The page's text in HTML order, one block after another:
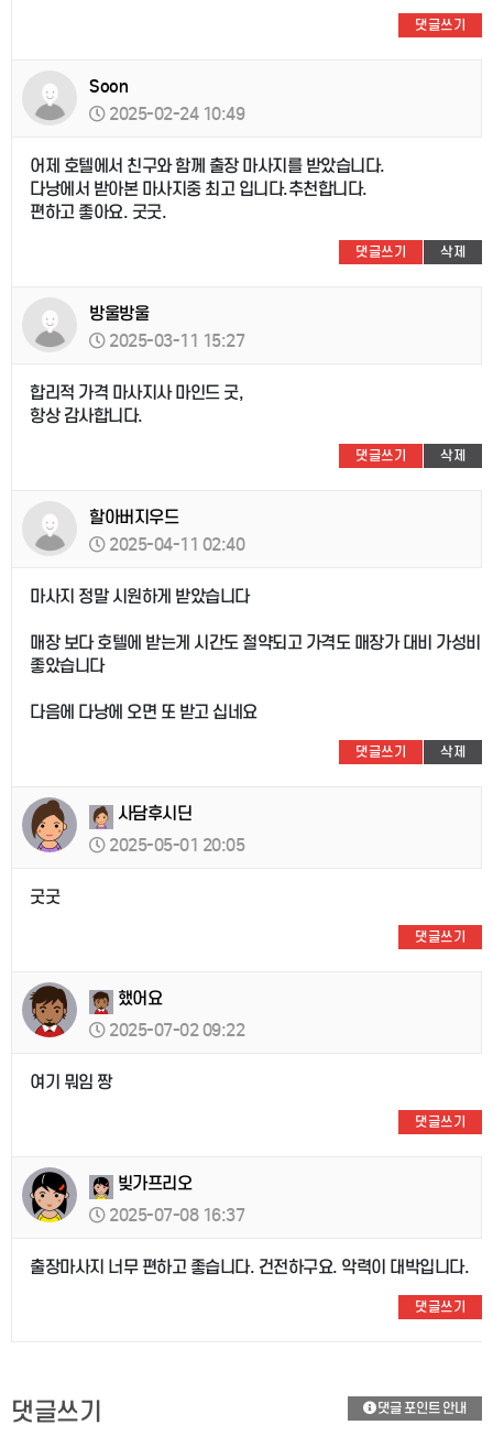
댓글쓰기
Soon
2025-02-24 10:49
어제 호텔에서 친구와 함께 출장 마사지를 받았습니다.
다낭에서 받아본 마사지중 최고 입니다.추천합니다.
편하고 좋아요. 굿굿.
댓글쓰기 삭제
방울방울
2025-03-11 15:27
합리적 가격 마사지사 마인드 굿,
항상 감사합니다.
댓글쓰기 삭제
할아버지우드
2025-04-11 02:40
마사지 정말 시원하게 받았습니다
매장 보다 호텔에 받는게 시간도 절약되고 가격도 매장가 대비 가성비
좋았습니다
다음에 다낭에 오면 또 받고 십네요
댓글쓰기 삭제
사담후시딘
2025-05-01 20:05
굿굿
댓글쓰기
했어요
2025-07-02 09:22
여기 뭐임 짱
댓글쓰기
빚가프리오
2025-07-08 16:37
출장마사지 너무 편하고 좋습니다. 건전하구요. 악력이 대박입니다.
댓글쓰기
댓글쓰기 댓글 포인트 안내